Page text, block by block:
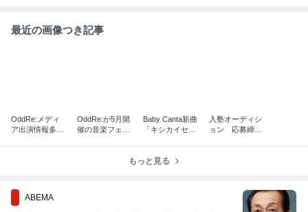
最近の画像つき記事
OddRe:メディ
ア出演情報多
OddRe:が5月開
催の音楽フェス
Baby Canta新曲
「キシカイセ
入塾オーディシ
ョン 応募締め
もっと見る
ABEMA